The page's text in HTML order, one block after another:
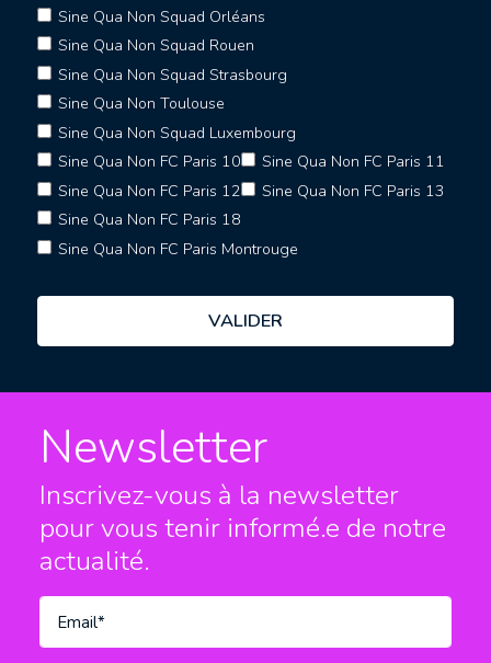
Sine Qua Non Squad Orléans
Sine Qua Non Squad Rouen
Sine Qua Non Squad Strasbourg
Sine Qua Non Toulouse
Sine Qua Non Squad Luxembourg
Sine Qua Non FC Paris 10
Sine Qua Non FC Paris 11
Sine Qua Non FC Paris 12
Sine Qua Non FC Paris 13
Sine Qua Non FC Paris 18
Sine Qua Non FC Paris Montrouge
Newsletter
Inscrivez-vous à la newsletter
pour vous tenir informé.e de notre
actualité.